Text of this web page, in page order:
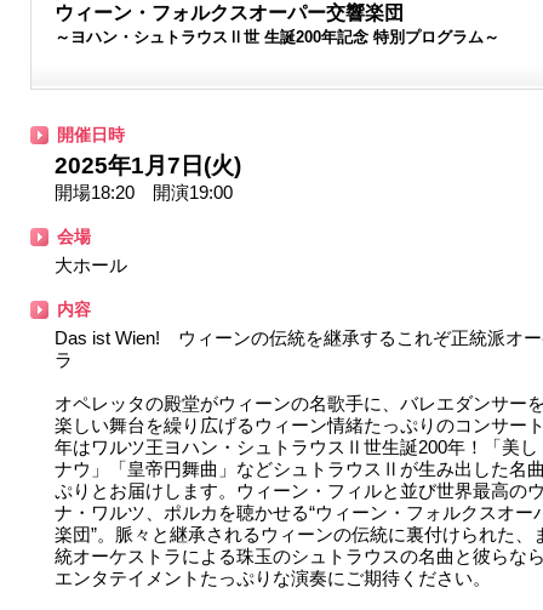
ウィーン・フォルクスオーパー交響楽団
～ヨハン・シュトラウスⅡ世 生誕200年記念 特別プログラム～
開催日時
2025年1月7日(火)
開場18:20 開演19:00
会場
大ホール
内容
Das ist Wien! ウィーンの伝統を継承するこれぞ正統派オ
ラ
オペレッタの殿堂がウィーンの名歌手に、バレエダンサー
楽しい舞台を繰り広げるウィーン情緒たっぷりのコンサー
年はワルツ王ヨハン・シュトラウスⅡ世生誕200年！「美し
ナウ」「皇帝円舞曲」などシュトラウスⅡが生み出した名
ぷりとお届けします。ウィーン・フィルと並び世界最高の
ナ・ワルツ、ポルカを聴かせる“ウィーン・フォルクスオー
楽団”。脈々と継承されるウィーンの伝統に裏付けられた、
統オーケストラによる珠玉のシュトラウスの名曲と彼らな
エンタテイメントたっぷりな演奏にご期待ください。